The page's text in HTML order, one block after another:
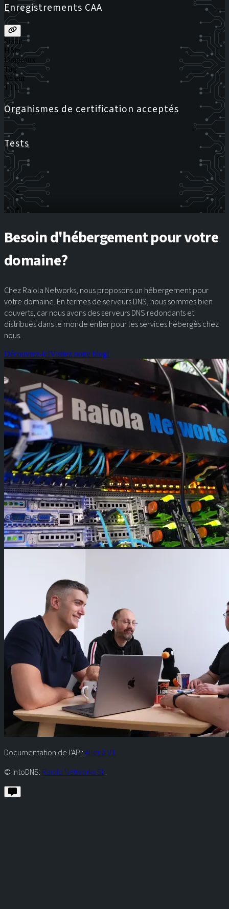
Enregistrements CAA
Statut
Hôte
Drapeaux
Tag
Valeur
TTL
Organismes de certification acceptés
Tests
Besoin d'hébergement pour votre
domaine?
Chez Raiola Networks, nous proposons un hébergement pour
votre domaine. En termes de serveurs DNS, nous sommes bien
couverts, car nous avons des serveurs DNS redondants et
distribués dans le monde entier pour les services hébergés chez
nous.
Découvrez-le!Visitez notre blog!
Documentation de l'API:Aller à V1
© IntoDNS: Raiola Networks SL.